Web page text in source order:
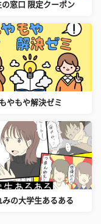
の窓口 限定クーポン
もやもや解決ゼミ
みの大学生あるある